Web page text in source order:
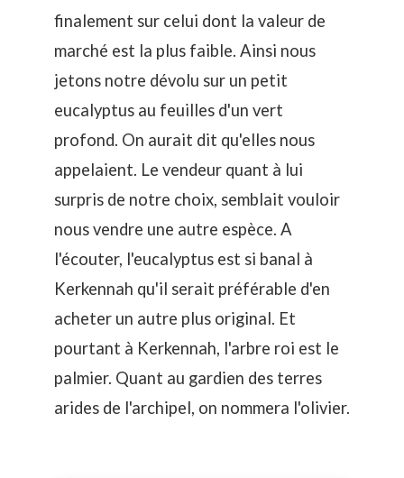
finalement sur celui dont la valeur de
marché est la plus faible. Ainsi nous
jetons notre dévolu sur un petit
eucalyptus au feuilles d'un vert
profond. On aurait dit qu'elles nous
appelaient. Le vendeur quant à lui
surpris de notre choix, semblait vouloir
nous vendre une autre espèce. A
l'écouter, l'eucalyptus est si banal à
Kerkennah qu'il serait préférable d'en
acheter un autre plus original. Et
pourtant à Kerkennah, l'arbre roi est le
palmier. Quant au gardien des terres
arides de l'archipel, on nommera l'olivier.